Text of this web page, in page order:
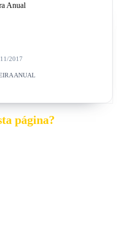
Anual
2017
ANUAL
página?